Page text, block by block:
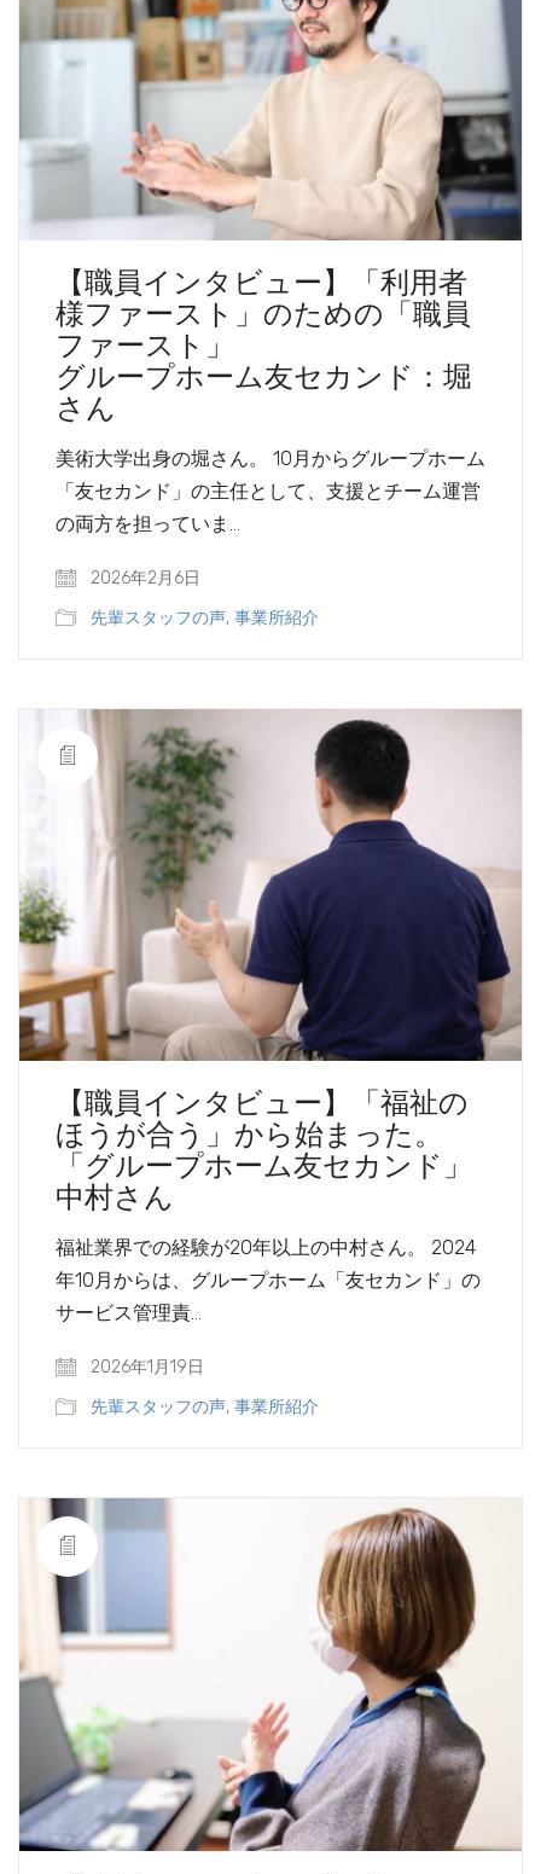
【職員インタビュー】「利用者
様ファースト」のための「職員
ファースト」
グループホーム友セカンド：堀
さん
美術大学出身の堀さん。 10月からグループホーム
「友セカンド」の主任として、支援とチーム運営
の両方を担っていま…
2026年2月6日
先輩スタッフの声, 事業所紹介
【職員インタビュー】「福祉の
ほうが合う」から始まった。
「グループホーム友セカンド」
中村さん
福祉業界での経験が20年以上の中村さん。 2024
年10月からは、グループホーム「友セカンド」の
サービス管理責…
2026年1月19日
先輩スタッフの声, 事業所紹介